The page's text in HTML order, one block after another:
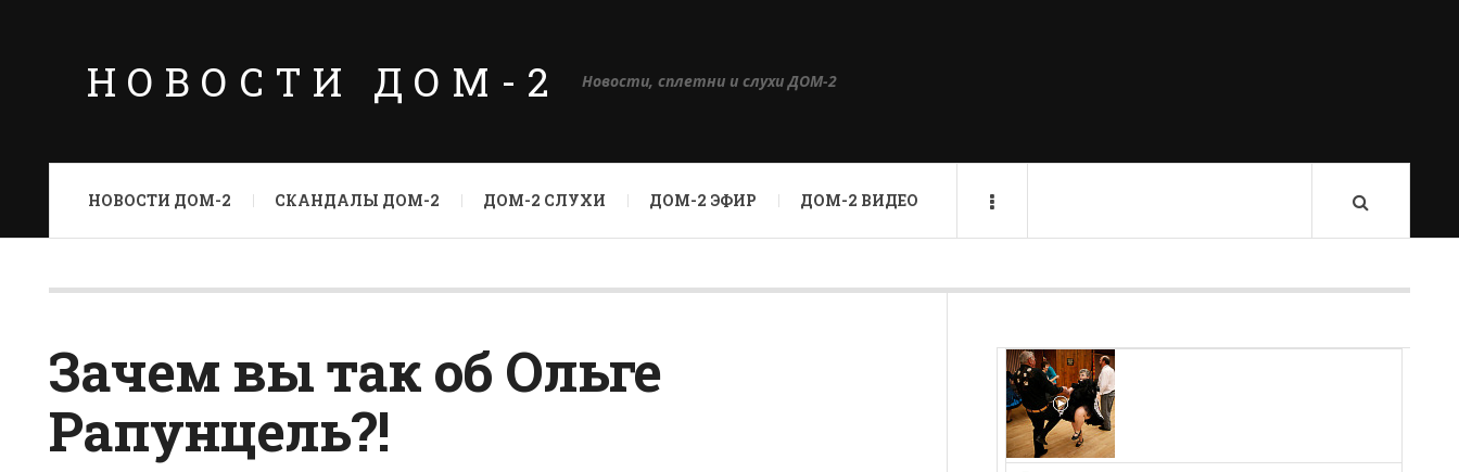
НОВОСТИ ДОМ-2 Новости, сплетни и слухи ДОМ-2
НОВОСТИ ДОМ-2 СКАНДАЛЫ ДОМ-2 ДОМ-2 СЛУХИ ДОМ-2 ЭФИР ДОМ-2 ВИДЕО
Зачем вы так об Ольге
Рапунцель?!